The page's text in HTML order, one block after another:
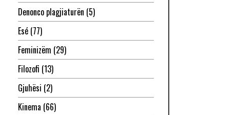
Denonco plagjiaturën (5)
Esé(77)
Feminizëm (29)
Filozofi (13)
Gjuhësi (2)
Kinema (66)